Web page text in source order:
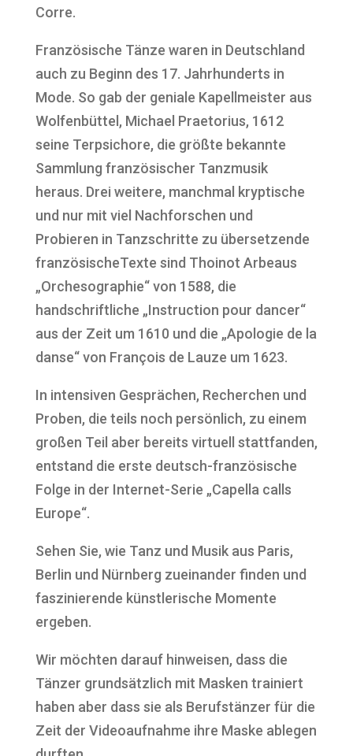
Corre.
Französische Tänze waren in Deutschland
auch zu Beginn des 17. Jahrhunderts in
Mode. So gab der geniale Kapellmeister aus
Wolfenbüttel, Michael Praetorius, 1612
seine Terpsichore, die größte bekannte
Sammlung französischer Tanzmusik
heraus. Drei weitere, manchmal kryptische
und nur mit viel Nachforschen und
Probieren in Tanzschritte zu übersetzende
französischeTexte sind Thoinot Arbeaus
„Orchesographie“ von 1588, die
handschriftliche „Instruction pour dancer“
aus der Zeit um 1610 und die „Apologie de la
danse“ von François de Lauze um 1623.
In intensiven Gesprächen, Recherchen und
Proben, die teils noch persönlich, zu einem
großen Teil aber bereits virtuell stattfanden,
entstand die erste deutsch-französische
Folge in der Internet-Serie „Capella calls
Europe“.
Sehen Sie, wie Tanz und Musik aus Paris,
Berlin und Nürnberg zueinander finden und
faszinierende künstlerische Momente
ergeben.
Wir möchten darauf hinweisen, dass die
Tänzer grundsätzlich mit Masken trainiert
haben aber dass sie als Berufstänzer für die
Zeit der Videoaufnahme ihre Maske ablegen